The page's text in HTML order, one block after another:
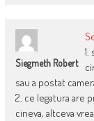
Siegmeth Robert
sau a postat
2. ce legatura are
cineva, altceva